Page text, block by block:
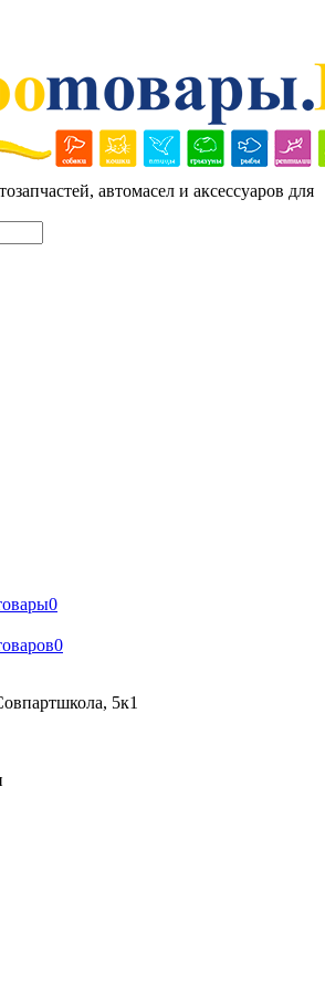
автомасел и аксессуаров для
0
0
5к1